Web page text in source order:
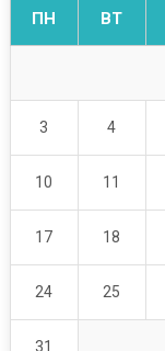
ПН ВТ
3 4
10 11
17 18
24 25
31